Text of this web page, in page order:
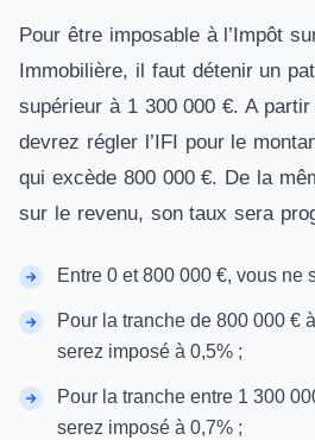
Pour être imposable à l’Impôt
Immobilière, il faut détenir un
supérieur à 1 300 000 €. A
devrez régler l’IFI pour le
qui excède 800 000 €. De la
sur le revenu, son taux sera
Entre 0 et 800 000 €, vous ne
Pour la tranche de 800 000 €
serez imposé à 0,5% ;
Pour la tranche entre 1 300
serez imposé à 0,7% ;